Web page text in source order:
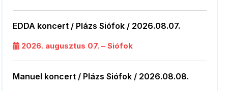
EDDA koncert / Plázs Siófok / 2026.08.07.
2026. augusztus 07. – Siófok
Manuel koncert / Plázs Siófok / 2026.08.08.